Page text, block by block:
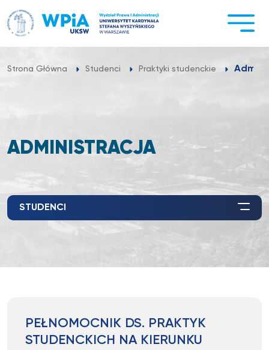
do
treści
Strona Główna Studenci Praktyki studenckie
ADMINISTRACJA
STUDENCI
PEŁNOMOCNIK DS. PRAKTYK
STUDENCKICH NA KIERUNKU